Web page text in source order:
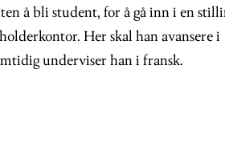
å bli student, for å gå inn i en
Her skal han avansere i
underviser han i fransk.